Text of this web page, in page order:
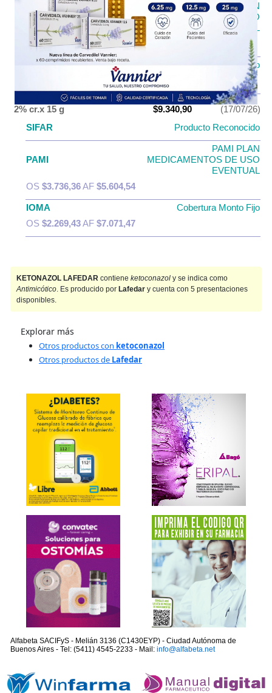
PAMI
PAMI PLAN
MEDICAMENTOS DE USO
EVENTUAL
OS$6.768,39AF$10.152,59
IOMA
Cobertura Monto Fijo
$14.169,22
2% cr.x 15 g $9.340,90
(17/07/26)
SIFAR
Producto Reconocido
PAMI
PAMI PLAN
MEDICAMENTOS DE USO
EVENTUAL
OS $3.736,36AF $5.604,54
IOMA
Cobertura Monto Fijo
OS $2.269,43AF $7.071,47
KETONAZOL LAFEDAR contiene ketoconazol y se indica como
Antimicótico. Es producido por Lafedar y cuenta con 5 presentaciones
disponibles.
Explorar más
Otros productos con ketoconazol
Otros productos de Lafedar
Alfabeta SACIFyS - Melián 3136 (C1430EYP) - Ciudad Autónoma de
Buenos Aires - Tel: (5411) 4545-2233 - Mail: info@alfabeta.net